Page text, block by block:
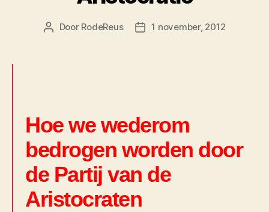
Berichtauteur
Door RodeReus Berichtdatum
1 november, 2012
Hoe we wederom
bedrogen worden door
de Partij van de
Aristocraten